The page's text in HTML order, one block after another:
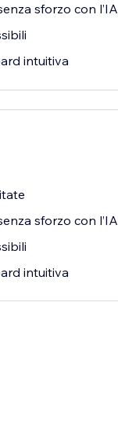
sforzo con l’IA
intuitiva
sforzo con l’IA
intuitiva